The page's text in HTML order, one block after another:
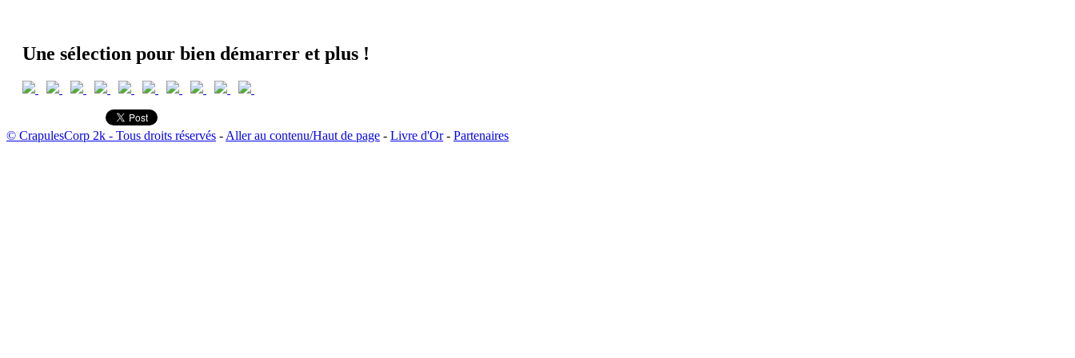
Une sélection pour bien démarrer et plus !
© CrapulesCorp 2k - Tous droits réservés - Aller au contenu/Haut de page - Livre d'Or- Partenaires